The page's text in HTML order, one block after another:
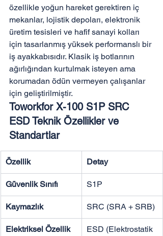
özellikle yoğun hareket gerektiren iç
mekanlar, lojistik depoları, elektronik
üretim tesisleri ve hafif sanayi kolları
için tasarlanmış yüksek performanslı bir
iş ayakkabısıdır. Klasik iş botlarının
ağırlığından kurtulmak isteyen ama
korumadan ödün vermeyen çalışanlar
için geliştirilmiştir.
Toworkfor X-100 S1P SRC
ESD Teknik Özellikler ve
Standartlar
Özellik Detay
Güvenlik Sınıfı S1P
Kaymazlık SRC (SRA + SRB)
Elektriksel Özellik
ESD (Elektrostatik